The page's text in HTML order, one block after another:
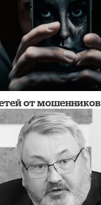
от мошенников